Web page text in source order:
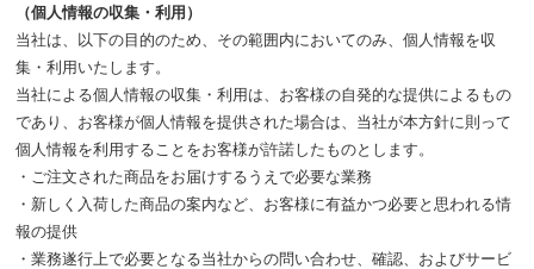
（個人情報の収集・利用）
当社は、以下の目的のため、その範囲内においてのみ、個人情報を収
集・利用いたします。
当社による個人情報の収集・利用は、お客様の自発的な提供によるもの
であり、お客様が個人情報を提供された場合は、当社が本方針に則って
個人情報を利用することをお客様が許諾したものとします。
・ご注文された商品をお届けするうえで必要な業務
・新しく入荷した商品の案内など、お客様に有益かつ必要と思われる情
報の提供
・業務遂行上で必要となる当社からの問い合わせ、確認、およびサービ